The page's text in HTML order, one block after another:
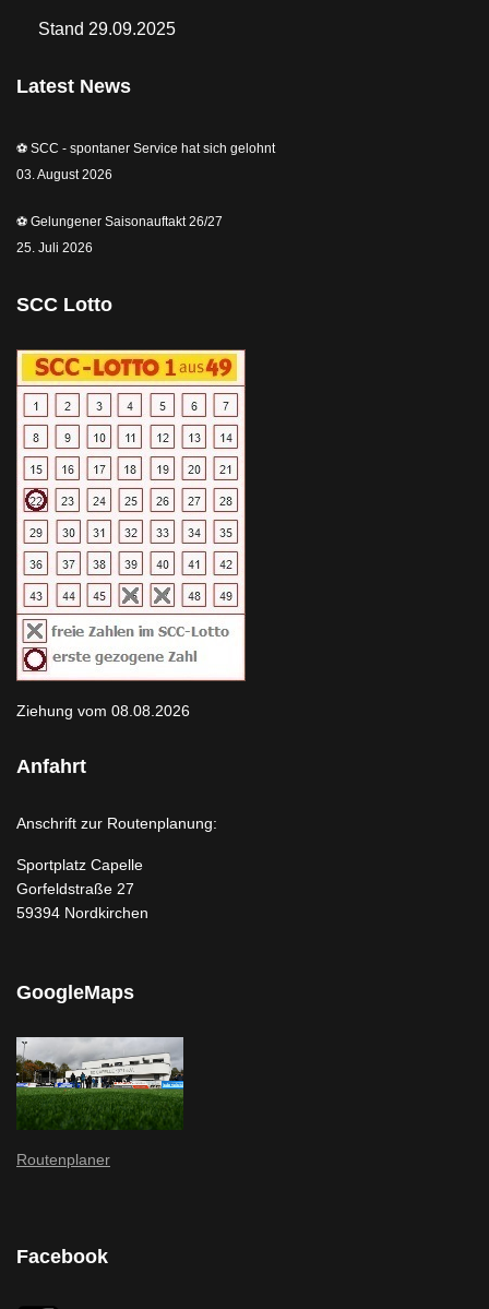
Stand 29.09.2025
Latest News
⚽️ SCC - spontaner Service hat sich gelohnt
03. August 2026
⚽️ Gelungener Saisonauftakt 26/27
25. Juli 2026
SCC Lotto
Ziehung vom 08.08.2026
Anfahrt
Anschrift zur Routenplanung:
Sportplatz Capelle
Gorfeldstraße 27
59394 Nordkirchen
GoogleMaps
Routenplaner
Facebook